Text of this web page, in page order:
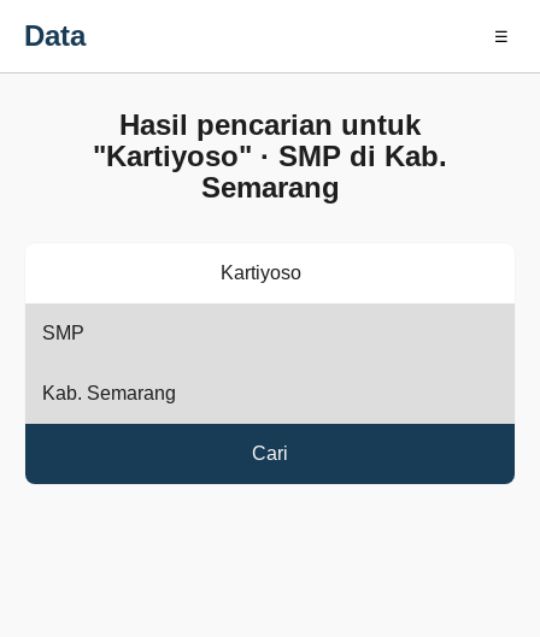
Data ☰
Hasil pencarian untuk
"Kartiyoso" · SMP di Kab.
Semarang
Cari